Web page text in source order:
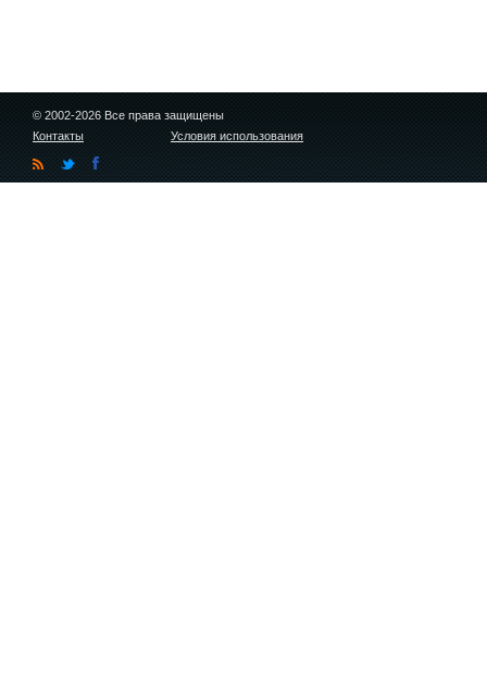
© 2002-2026 Все права защищены
Контакты
Условия использования